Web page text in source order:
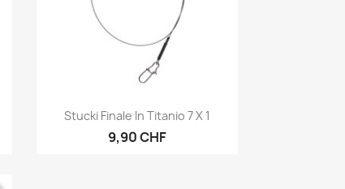
Anteprima
Stucki Finale In Titanio 7 X 1
9,90 CHF